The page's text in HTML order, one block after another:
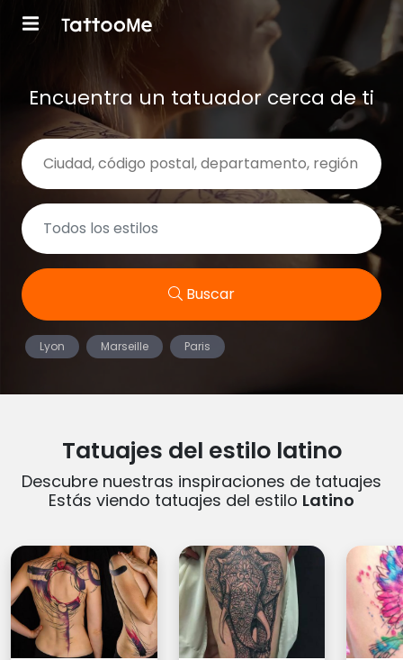
Encuentra un tatuador cerca de ti
Buscar
Lyon Marseille Paris
Tatuajes del estilo latino
Descubre nuestras inspiraciones de tatuajes
Estás viendo tatuajes del estilo Latino